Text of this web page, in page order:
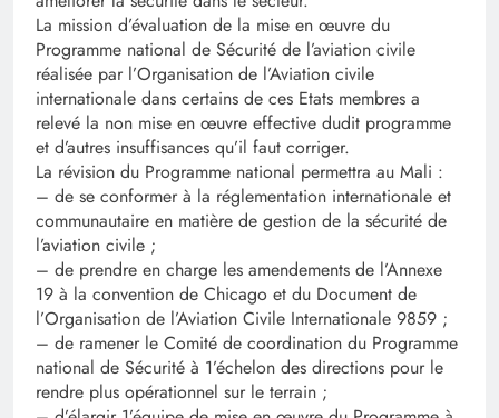
La mission d’évaluation de la mise en œuvre du
Programme national de Sécurité de l’aviation civile
réalisée par l’Organisation de l’Aviation civile
internationale dans certains de ces Etats membres a
relevé la non mise en œuvre effective dudit programme
et d’autres insuffisances qu’il faut corriger.
La révision du Programme national permettra au Mali :
– de se conformer à la réglementation internationale et
communautaire en matière de gestion de la sécurité de
l’aviation civile ;
– de prendre en charge les amendements de l’Annexe
19 à la convention de Chicago et du Document de
l’Organisation de l’Aviation Civile Internationale 9859 ;
– de ramener le Comité de coordination du Programme
national de Sécurité à 1’échelon des directions pour le
rendre plus opérationnel sur le terrain ;